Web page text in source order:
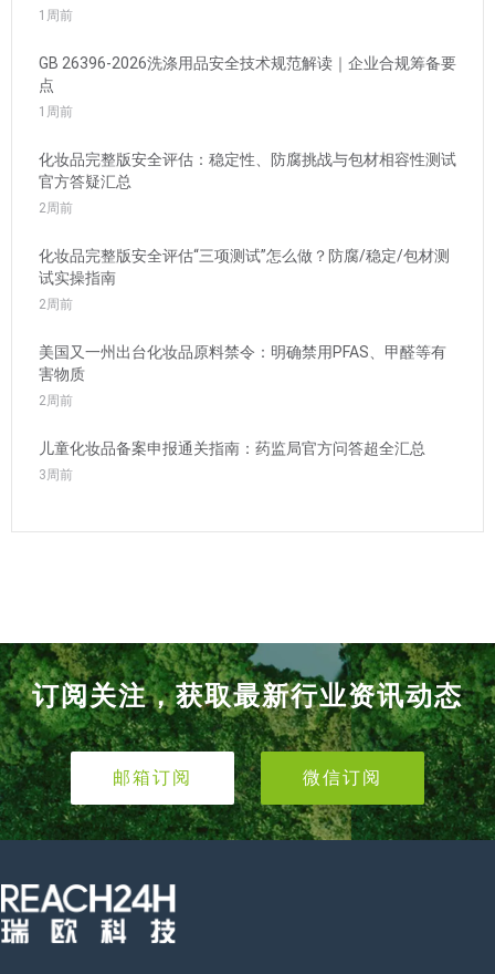
1周前
GB 26396-2026洗涤用品安全技术规范解读｜企业合规筹备要
点
1周前
化妆品完整版安全评估：稳定性、防腐挑战与包材相容性测试
官方答疑汇总
2周前
化妆品完整版安全评估“三项测试”怎么做？防腐/稳定/包材测
试实操指南
2周前
美国又一州出台化妆品原料禁令：明确禁用PFAS、甲醛等有
害物质
2周前
儿童化妆品备案申报通关指南：药监局官方问答超全汇总
3周前
订阅关注，获取最新行业资讯动态
邮箱订阅 微信订阅